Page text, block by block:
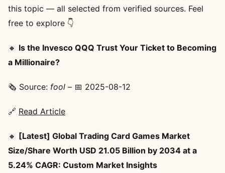
this topic — all selected from verified sources. Feel
free to explore 👇
🔸 Is the Invesco QQQ Trust Your Ticket to Becoming
a Millionaire?
🗞️ Source: fool – 📅 2025-08-12
🔗 Read Article
🔸
[Latest] Global Trading Card Games Market
Size/Share Worth USD 21.05 Billion by 2034 at a
5.24% CAGR: Custom Market Insights